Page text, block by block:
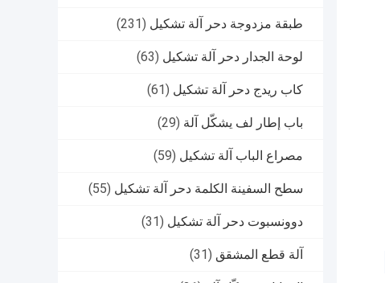
طبقة مزدوجة دحر آلة تشكيل (231)
لوحة الجدار دحر آلة تشكيل (63)
كاب ريدج دحر آلة تشكيل (61)
باب إطار لف يشكّل آلة (29)
مصراع الباب آلة تشكيل (59)
سطح السفينة الكلمة دحر آلة تشكيل (55)
دوونسبوت دحر آلة تشكيل (31)
آلة قطع المشقق (31)